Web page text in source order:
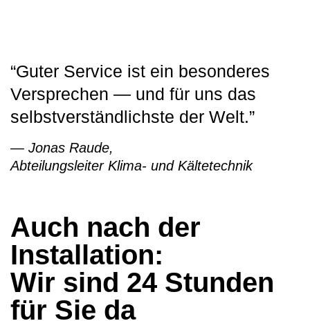
“Guter Service ist ein besonderes
Versprechen — und für uns das
selbstverständlichste der Welt.”
— Jonas Raude,
Abteilungsleiter Klima- und Kältetechnik
Auch nach der
Installation:
Wir sind 24 Stunden
für Sie da